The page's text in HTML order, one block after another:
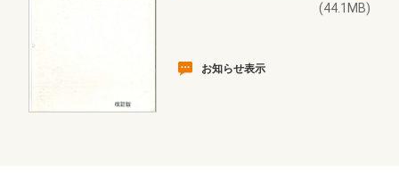
(44.1MB)
お知らせ表示